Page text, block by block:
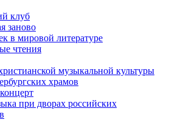
клуб
заново
в мировой литературе
чтения
музыкальной культуры
храмов
при дворах российских